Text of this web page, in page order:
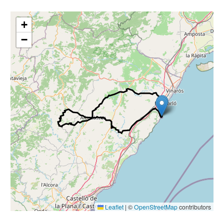
+
−
Leaflet | ©OpenStreetMapcontributors